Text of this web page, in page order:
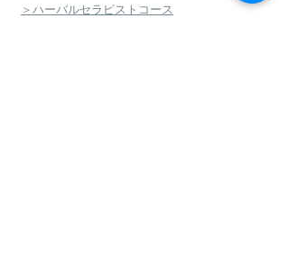
＞ハーバルセラピストコース